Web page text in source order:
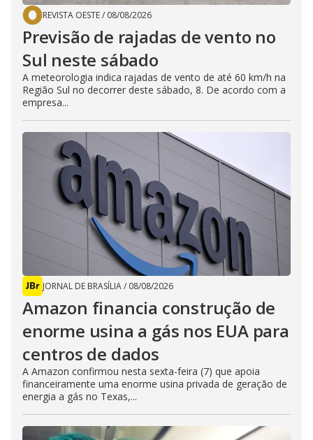
REVISTA OESTE/ 08/08/2026
Previsão de rajadas de vento no
Sul neste sábado
A meteorologia indica rajadas de vento de até 60 km/h na
Região Sul no decorrer deste sábado, 8. De acordo com a
empresa...
JORNAL DE BRASÍLIA/ 08/08/2026
Amazon financia construção de
enorme usina a gás nos EUA para
centros de dados
A Amazon confirmou nesta sexta-feira (7) que apoia
financeiramente uma enorme usina privada de geração de
energia a gás no Texas,...